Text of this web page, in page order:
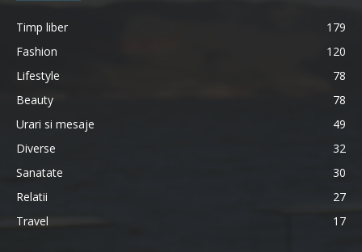
Timp liber
179
Fashion
120
Lifestyle
78
Beauty
78
Urari si mesaje
49
Diverse
32
Sanatate
30
Relatii
27
Travel
17